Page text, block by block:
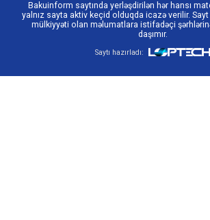
Bakuinform saytında yerləşdirilən hər hansı
yalnız sayta aktiv keçid olduqda icazə verilir. Sayt
mülkiyyəti olan məlumatlara istifadəçi
daşımır.
Saytı hazırladı: